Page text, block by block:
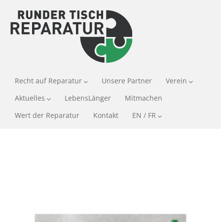
Recht auf Reparatur Unsere Partner
Verein
Aktuelles
LebensLänger
Mitmachen
Wert der Reparatur
Kontakt EN / FR